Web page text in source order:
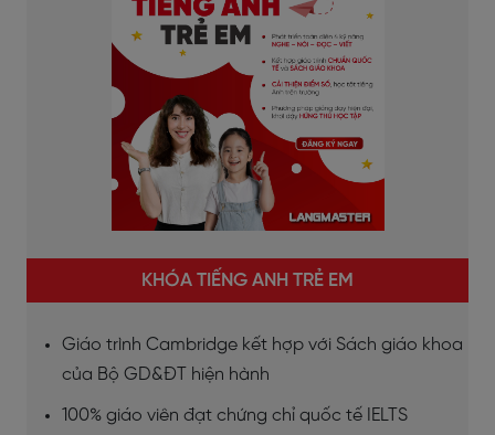
KHÓA TIẾNG ANH TRẺ EM
Giáo trình Cambridge kết hợp với Sách giáo khoa
của Bộ GD&ĐT hiện hành
100% giáo viên đạt chứng chỉ quốc tế IELTS